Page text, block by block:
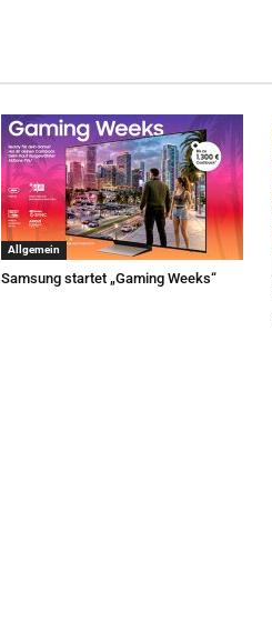
Allgemein
Samsung startet „Gaming Weeks“